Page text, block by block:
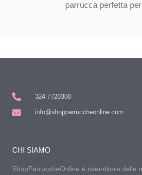
parrucca perfetta
324 7720300
info@shopparruccheonline.com
CHI SIAMO
ShopParruccheOnline è rivenditore delle